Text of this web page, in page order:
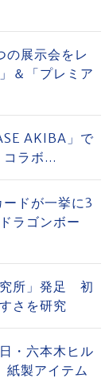
の展示会をレ
＆「プレミア
AKIBA」で
ラボ...
ドが一挙に3
ラゴンボー
所」発足 初
さを研究
・六本木ヒル
製アイテム